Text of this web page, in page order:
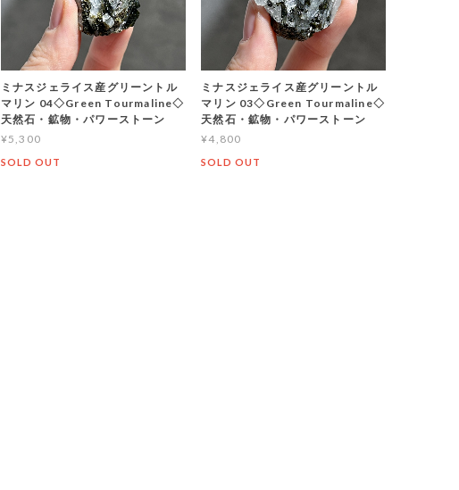
ミナスジェライス産グリーントル
マリン 04◇Green Tourmaline◇
天然石・鉱物・パワーストーン
¥5,300
SOLD OUT
ミナスジェライス産グリーントル
マリン 03◇Green Tourmaline◇
天然石・鉱物・パワーストーン
¥4,800
SOLD OUT